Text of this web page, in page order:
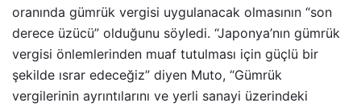
oranında gümrük vergisi uygulanacak olmasının “son
derece üzücü” olduğunu söyledi. “Japonya’nın gümrük
vergisi önlemlerinden muaf tutulması için güçlü bir
şekilde ısrar edeceğiz” diyen Muto, “Gümrük
vergilerinin ayrıntılarını ve yerli sanayi üzerindeki